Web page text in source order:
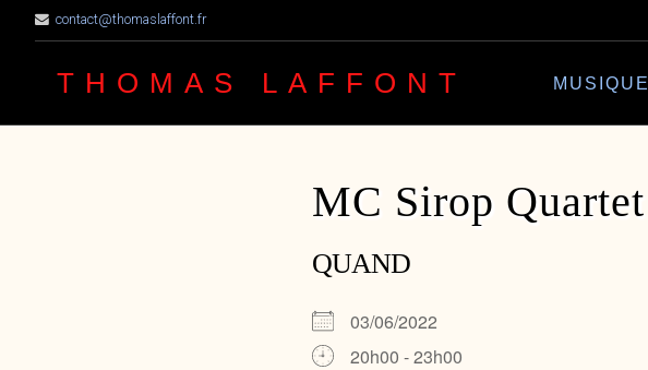
contact@thomaslaffont.fr
THOMAS LAFFONT MUSIQUE
MC Sirop Quartet
QUAND
03/06/2022
20h00 - 23h00